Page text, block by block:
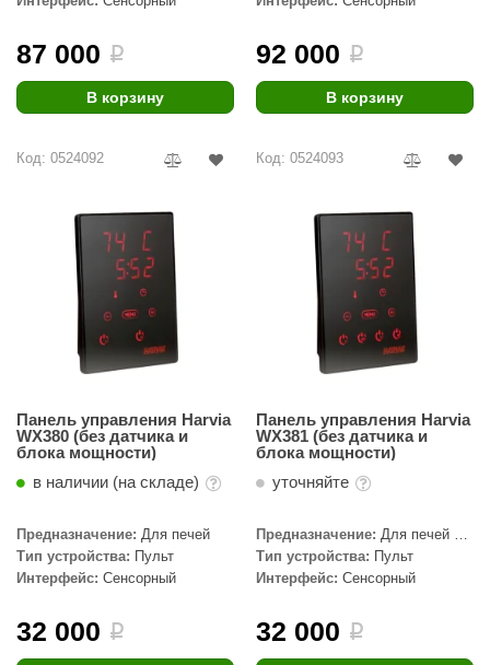
Woods
87 000 i
В корзину
92 000 i
В корзину
Код: 0524092
Панель управления Harvia
WX380 (без датчика и
блока мощности)
в наличии (на складе)
Предназначение: Для печей
Тип устройства: Пульт
Интерфейс: Сенсорный
32 000 i
Код: 0524093
Панель управления Harvia
WX381 (без датчика и
блока мощности)
уточняйте
Предназначение: Для печей с
парогенератором
Тип устройства: Пульт
Интерфейс: Сенсорный
32 000 i